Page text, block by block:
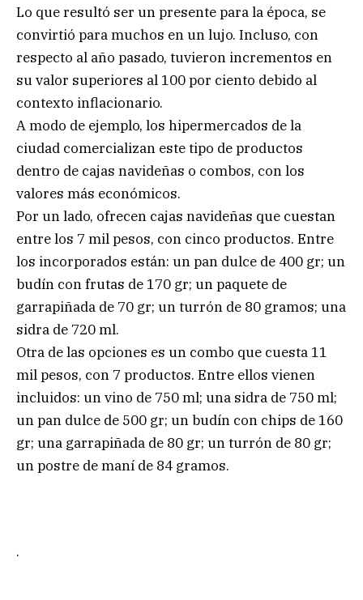
Lo que resultó ser un presente para la época, se
convirtió para muchos en un lujo. Incluso, con
respecto al año pasado, tuvieron incrementos en
su valor superiores al 100 por ciento debido al
contexto inflacionario.
A modo de ejemplo, los hipermercados de la
ciudad comercializan este tipo de productos
dentro de cajas navideñas o combos, con los
valores más económicos.
Por un lado, ofrecen cajas navideñas que cuestan
entre los 7 mil pesos, con cinco productos. Entre
los incorporados están: un pan dulce de 400 gr; un
budín con frutas de 170 gr; un paquete de
garrapiñada de 70 gr; un turrón de 80 gramos; una
sidra de 720 ml.
Otra de las opciones es un combo que cuesta 11
mil pesos, con 7 productos. Entre ellos vienen
incluidos: un vino de 750 ml; una sidra de 750 ml;
un pan dulce de 500 gr; un budín con chips de 160
gr; una garrapiñada de 80 gr; un turrón de 80 gr;
un postre de maní de 84 gramos.
.